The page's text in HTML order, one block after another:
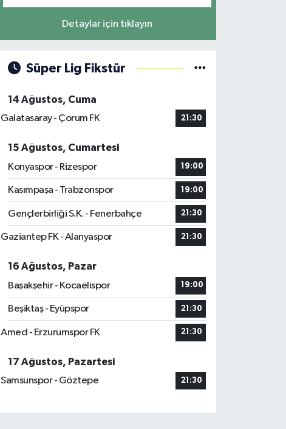
Detaylar için tıklayın
Süper Lig Fikstür
14 Ağustos, Cuma
Galatasaray - Çorum FK
21:30
15 Ağustos, Cumartesi
Konyaspor - Rizespor
19:00
Kasımpaşa - Trabzonspor 19:00
Gençlerbirliği S.K. - Fenerbahçe 21:30
Gaziantep FK - Alanyaspor 21:30
16 Ağustos, Pazar
Başakşehir - Kocaelispor
19:00
Beşiktaş - Eyüpspor 21:30
Amed - Erzurumspor FK 21:30
17 Ağustos, Pazartesi
Samsunspor - Göztepe
21:30